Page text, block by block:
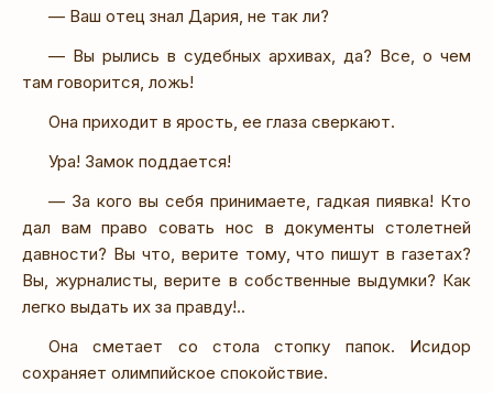
— Ваш отец знал Дария, не так ли?
— Вы рылись в судебных архивах, да? Все, о чем
там говорится, ложь!
Она приходит в ярость, ее глаза сверкают.
Ура! Замок поддается!
— За кого вы себя принимаете, гадкая пиявка! Кто
дал вам право совать нос в документы столетней
давности? Вы что, верите тому, что пишут в газетах?
Вы, журналисты, верите в собственные выдумки? Как
легко выдать их за правду!..
Она сметает со стола стопку папок. Исидор
сохраняет олимпийское спокойствие.